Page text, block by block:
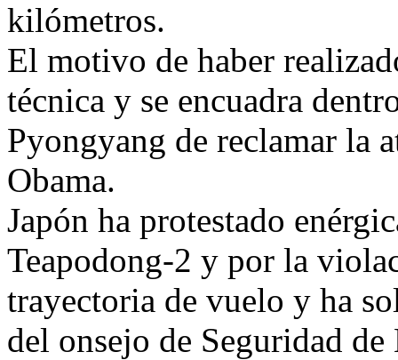
kilómetros.
El motivo de haber
técnica y se encuadra
Pyongyang de reclamar la
Obama.
Japón ha protestado
Teapodong-2 y por la
trayectoria de vuelo y ha
del onsejo de Seguridad